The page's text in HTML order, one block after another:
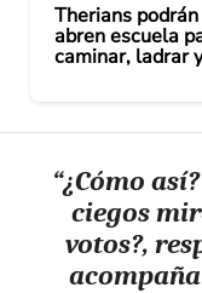
Therians
abren escuela
caminar, ladrar
“¿Cómo
ciegos
votos?,